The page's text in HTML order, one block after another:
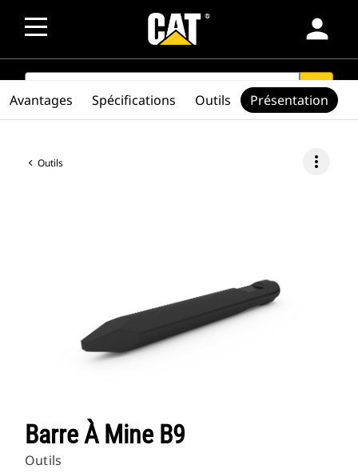
person
SEARCH search
Outils more_vert
Barre À Mine B9
Outils
Avantages Spécifications Outils Présentation